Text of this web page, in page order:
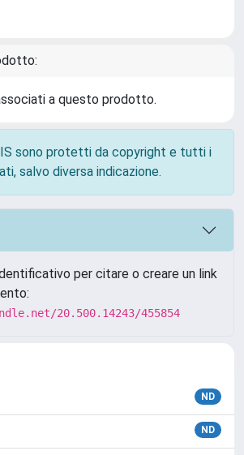
a questo prodotto.
sono protetti da copyright e tutti i
salvo diversa indicazione.
per citare o creare un link
20.500.14243/455854
ND
ND